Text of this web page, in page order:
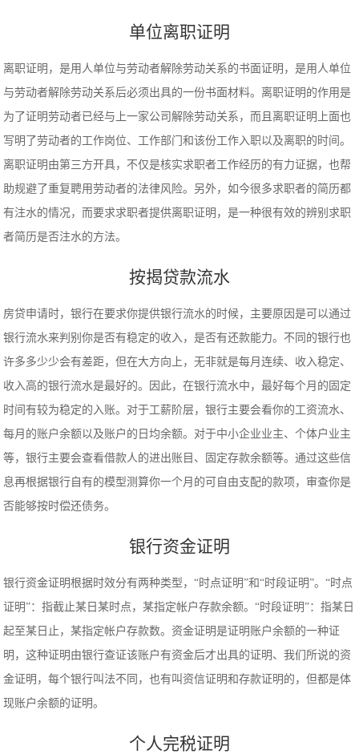
单位离职证明
离职证明，是用人单位与劳动者解除劳动关系的书面证明，是用人单位
与劳动者解除劳动关系后必须出具的一份书面材料。离职证明的作用是
为了证明劳动者已经与上一家公司解除劳动关系，而且离职证明上面也
写明了劳动者的工作岗位、工作部门和该份工作入职以及离职的时间。
离职证明由第三方开具，不仅是核实求职者工作经历的有力证据，也帮
助规避了重复聘用劳动者的法律风险。另外，如今很多求职者的简历都
有注水的情况，而要求求职者提供离职证明，是一种很有效的辨别求职
者简历是否注水的方法。
按揭贷款流水
房贷申请时，银行在要求你提供银行流水的时候，主要原因是可以通过
银行流水来判别你是否有稳定的收入，是否有还款能力。不同的银行也
许多多少少会有差距，但在大方向上，无非就是每月连续、收入稳定、
收入高的银行流水是最好的。因此，在银行流水中，最好每个月的固定
时间有较为稳定的入账。对于工薪阶层，银行主要会看你的工资流水、
每月的账户余额以及账户的日均余额。对于中小企业业主、个体户业主
等，银行主要会查看借款人的进出账目、固定存款余额等。通过这些信
息再根据银行自有的模型测算你一个月的可自由支配的款项，审查你是
否能够按时偿还债务。
银行资金证明
银行资金证明根据时效分有两种类型，“时点证明”和“时段证明”。“时点
证明”：指截止某日某时点，某指定帐户存款余额。“时段证明”：指某日
起至某日止，某指定帐户存款数。资金证明是证明账户余额的一种证
明，这种证明由银行查证该账户有资金后才出具的证明、我们所说的资
金证明，每个银行叫法不同，也有叫资信证明和存款证明的，但都是体
现账户余额的证明。
个人完税证明